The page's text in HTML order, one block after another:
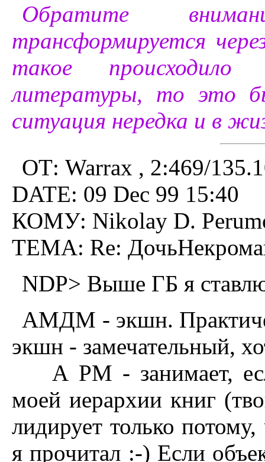
Обратите
трансформируется
такое
литературы, то это
ситуация нередка и в
ОТ: Warrax , 2:469/
DATE: 09 Dec 99 15:40
КОМУ: Nikolay D.
ТЕМА: Re:
NDP> Выше ГБ я
АМДМ - экшн.
экшн - замечательный,
А РМ - занимает,
моей иерархии книг
лидирует только
я прочитал :-) Если